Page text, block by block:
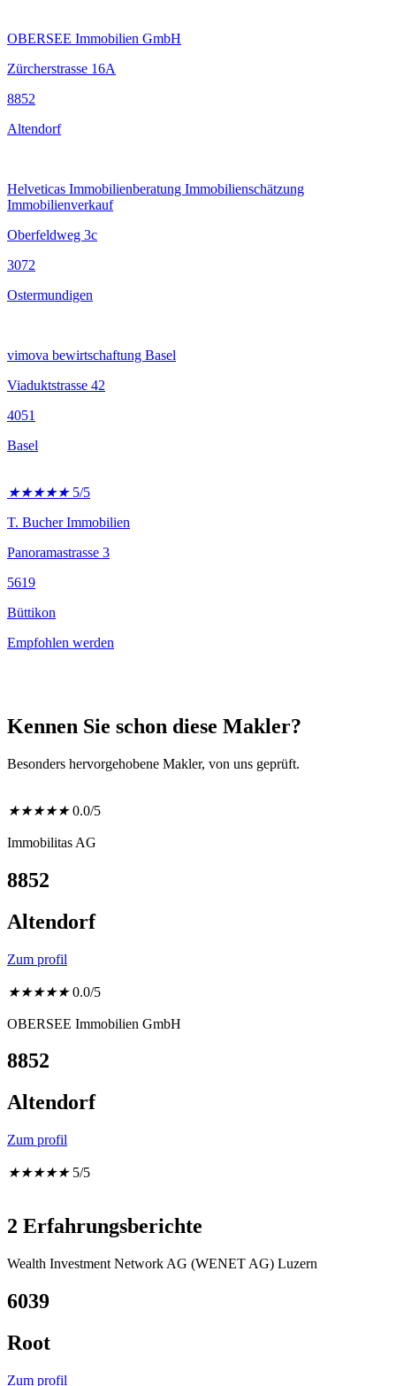
OBERSEE Immobilien GmbH
Zürcherstrasse 16A
8852
Altendorf
Helveticas Immobilienberatung Immobilienschätzung
Immobilienverkauf
Oberfeldweg 3c
3072
Ostermundigen
vimova bewirtschaftung Basel
Viaduktstrasse 42
4051
Basel
★★★★★ 5/5
T. Bucher Immobilien
Panoramastrasse 3
5619
Büttikon
Empfohlen werden
Kennen Sie schon diese Makler?
Besonders hervorgehobene Makler, von uns geprüft.
★★★★★ 0.0/5
Immobilitas AG
8852
Altendorf
Zum profil
★★★★★ 0.0/5
OBERSEE Immobilien GmbH
8852
Altendorf
Zum profil
★★★★★ 5/5
2 Erfahrungsberichte
Wealth Investment Network AG (WENET AG) Luzern
6039
Root
Zum profil